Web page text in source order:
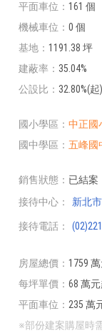
平面車位
161 個
機械車位
0 個
基地
1191.38 坪
建蔽率
35.04%
公設比
32.80%(起)
國小學區
中正國
國中學區
五峰國
銷售狀態
已結案
接待中心
新北
接待電話
房屋總價
1759
每坪單價
68 萬
平面車位
235 萬
※部份建案購屋時